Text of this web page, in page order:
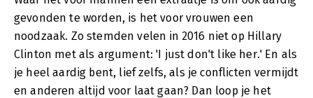
gevonden te worden, is het voor vrouwen een
noodzaak. Zo stemden velen in 2016 niet op Hillary
Clinton met als argument: 'I just don't like her.' En als
je heel aardig bent, lief zelfs, als je conflicten vermijdt
en anderen altijd voor laat gaan? Dan loop je het